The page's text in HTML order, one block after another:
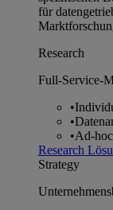
für
Research
Full-Service-
•
•
•Ad-
Research
Strategy